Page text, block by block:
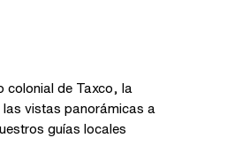
colonial de Taxco, la
vistas panorámicas a
guías locales